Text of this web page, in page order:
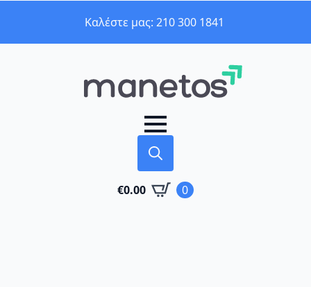
Καλέστε μας: 210 300 1841
for:
€0.00 0